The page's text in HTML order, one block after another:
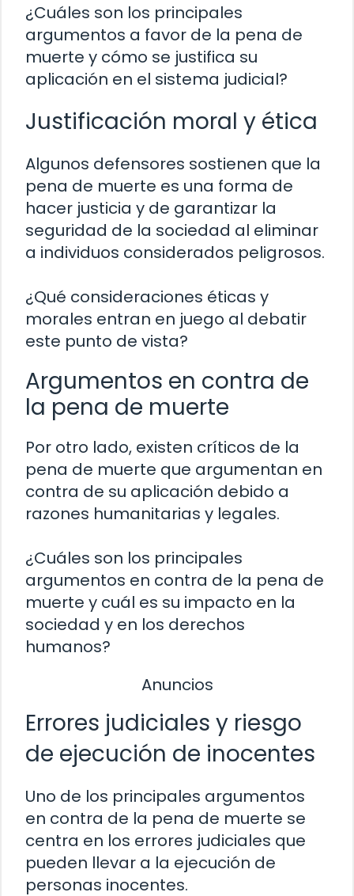
¿Cuáles son los principales
argumentos a favor de la pena de
muerte y cómo se justifica su
aplicación en el sistema judicial?
Justificación moral y ética
Algunos defensores sostienen que la
pena de muerte es una forma de
hacer justicia y de garantizar la
seguridad de la sociedad al eliminar
a individuos considerados peligrosos.
¿Qué consideraciones éticas y
morales entran en juego al debatir
este punto de vista?
Argumentos en contra de
la pena de muerte
Por otro lado, existen críticos de la
pena de muerte que argumentan en
contra de su aplicación debido a
razones humanitarias y legales.
¿Cuáles son los principales
argumentos en contra de la pena de
muerte y cuál es su impacto en la
sociedad y en los derechos
humanos?
Anuncios
Errores judiciales y riesgo
de ejecución de inocentes
Uno de los principales argumentos
en contra de la pena de muerte se
centra en los errores judiciales que
pueden llevar a la ejecución de
personas inocentes.